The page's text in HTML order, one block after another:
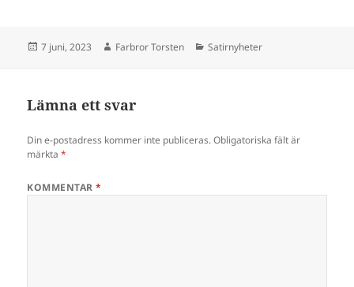
Postat
7 juni, 2023 Författare
Farbror Torsten Kategorier
Satirnyheter
Lämna ett svar
Din e-postadress kommer inte publiceras. Obligatoriska fält är
märkta*
KOMMENTAR*